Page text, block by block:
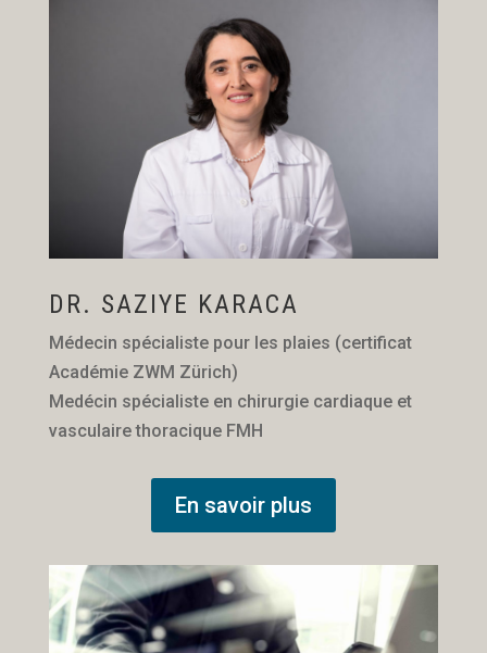
DR. SAZIYE KARACA
Médecin spécialiste pour les plaies (certificat
Académie ZWM Zürich)
Medécin spécialiste en chirurgie cardiaque et
vasculaire thoracique FMH
En savoir plus